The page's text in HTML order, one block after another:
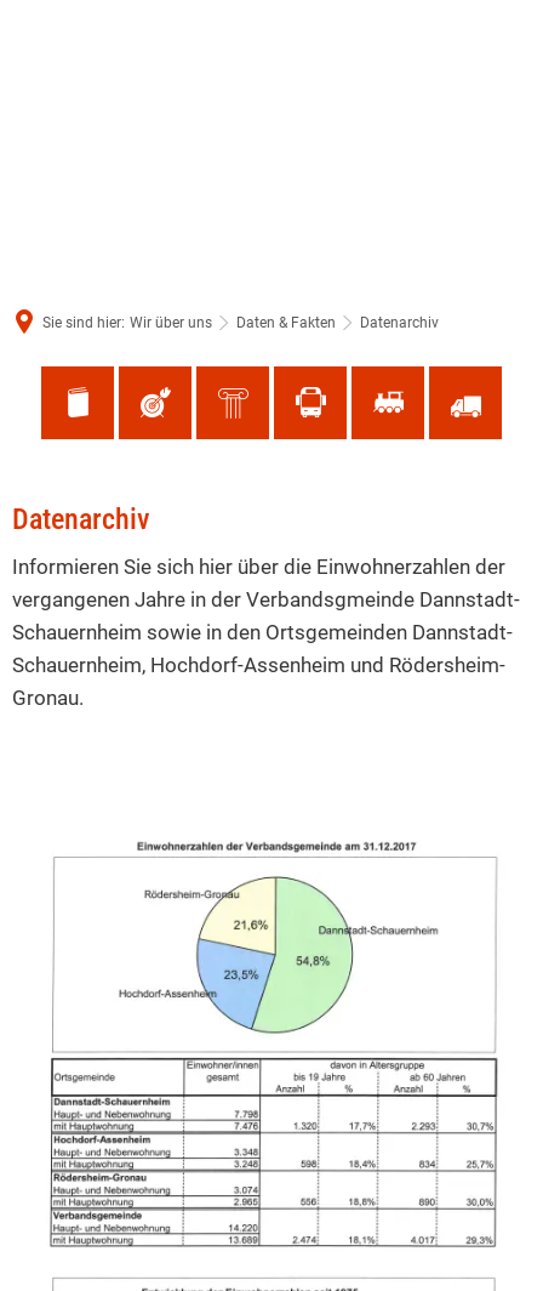
Sie sind hier: Wir über uns Daten & Fakten Datenarchiv
Datenarchiv
Datenarchiv
Informieren Sie sich hier über die Einwohnerzahlen der
vergangenen Jahre in der Verbandsgmeinde Dannstadt-
Schauernheim sowie in den Ortsgemeinden Dannstadt-
Schauernheim, Hochdorf-Assenheim und Rödersheim-
Gronau.